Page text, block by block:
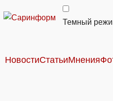
Темный
НовостиСтатьиМнения